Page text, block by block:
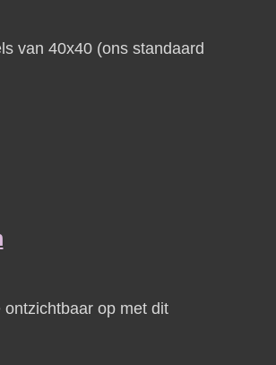
van 40x40 (ons standaard
op met dit